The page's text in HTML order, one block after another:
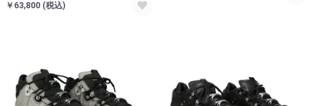
￥63,800 (税込)